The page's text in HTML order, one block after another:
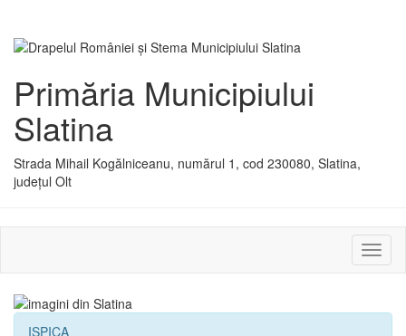
Primăria Municipiului
Slatina
Strada Mihail Kogălniceanu, numărul 1, cod 230080, Slatina,
județul Olt
sau
ISPICA